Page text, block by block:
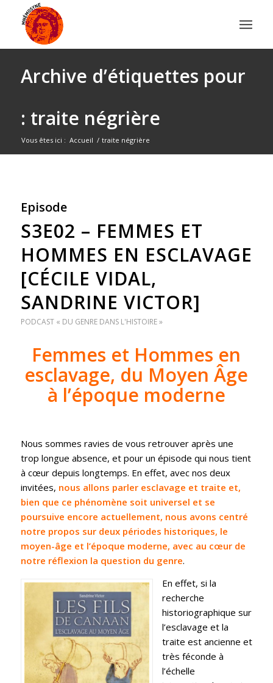
Archive d’étiquettes pour
: traite négrière
Vous êtes ici : Accueil / traite négrière
Episode
S3E02 – FEMMES ET
HOMMES EN ESCLAVAGE
[CÉCILE VIDAL,
SANDRINE VICTOR]
PODCAST « DU GENRE DANS L'HISTOIRE »
Femmes et Hommes en
esclavage, du Moyen Âge
à l’époque moderne
Nous sommes ravies de vous retrouver après une
trop longue absence, et pour un épisode qui nous tient
à cœur depuis longtemps. En effet, avec nos deux
invitées, nous allons parler esclavage et traite et,
bien que ce phénomène soit universel et se
poursuive encore actuellement, nous avons centré
notre propos sur deux périodes historiques, le
moyen-âge et l’époque moderne, avec au cœur de
notre réflexion la question du genre.
En effet, si la
recherche
historiographique sur
l’esclavage et la
traite est ancienne et
très féconde à
l’échelle